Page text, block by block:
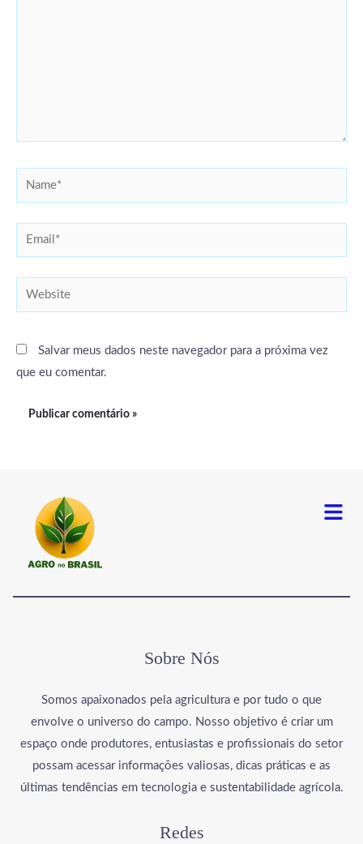
Name*
Email*
Website
Salvar meus dados neste navegador para a próxima vez
que eu comentar.
Menu
Sobre Nós
Somos apaixonados pela agricultura e por tudo o que
envolve o universo do campo. Nosso objetivo é criar um
espaço onde produtores, entusiastas e profissionais do setor
possam acessar informações valiosas, dicas práticas e as
últimas tendências em tecnologia e sustentabilidade agrícola.
Redes